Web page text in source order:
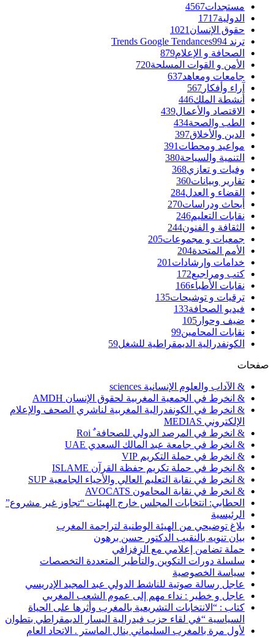
مستجدات4567
الدولية1717
حقوق الإنسان 1021
ترند Trends Google Tendances 994
الصحافة و الإعلام879
الأمن و القوات المسلحة720
جامعات ومعاهد637
آراء وأفكار 567
أنشطة الملك446
الاقتصاد والأعمال439
الطب والصحة434
الدين والأخلاق397
مواعيد ومحطات 391
التنمية والسياحة380
وفيات و تعازي368
تقارير وبيانات360
القضاء و العدل284
أبحاث ودراسات270
نقابات التعليم246
الثقافة و الفنون244
جمعيات و مجموعات205
الأمم المتحدة204
خدامات وإرشادات 201
كتب ومراجيع172
نقابات الأطباء166
ترقيات و توشيحات135
فيديو الصحافة133
ضيف وحوار 105
نقابات المحامين99
الكونفدرالية الديمقراطية للشغل59
صفحات
& الآداب والعلوم الإنسانية sciences
& انخرط في الجمعية المغربية لحقوق الإنسان AMDH
& انخرط في الكونفدرالية المغربية لناشري الصحف والإعلام
الإلكتروني MEDIAS
& انخرط في المرصد الدولي للصحافة ٌ Roi
& انخرط في جامعة عبد المالك السعدي UAE
& انخرط في حملة التكريم VIP
& انخرط في حملة تكريم حفظة القرآن ISLAME
& انخرط في نقابة التعليم العالي والأحياء الجامعية SUP
& انخرط في نقابة المحامون AVOCATS
الحطابي: انتخابات المجلس خارج الهيئات “تجاوز غير مشروع”
الرئيسية
بلاغ توضيحي من الهيئة الوطنية لتراجمة المغرب
بيان تنويه بالنقيب الدكتور حسن برهون
حملة تضامن إعلامي مع الزفزافي
سلسلة دورات التكوين والتأطير المتعددة التخصصات
سياسة الخصوصية
عاجل رسالة صوتية للناشط الدولي عبد المجيد الإدريسي
عاجل و خطير : نداء مهم إلى عموم الشعب المغربي
كتاب : “الانتخابات التشريعية بالمغرب وأثرها على الحياة
السياسية “في لقاء حزب فيدرالية اليسار الديمقراطي بتطوان
لأول مرة بالمغرب السليماني ينال الماستر . الاتحاد العام